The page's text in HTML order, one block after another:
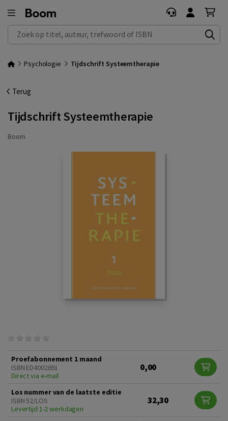
Zoek op titel, auteur, trefwoord of ISBN
Psychologie Tijdschrift Systeemtherapie
Terug
Tijdschrift Systeemtherapie
Boom
Proefabonnement 1 maand
ISBN ED4002691
Direct via e-mail
0,00
Los nummer van de laatste editie
ISBN 52/LOS
Levertijd 1-2 werkdagen
32,30